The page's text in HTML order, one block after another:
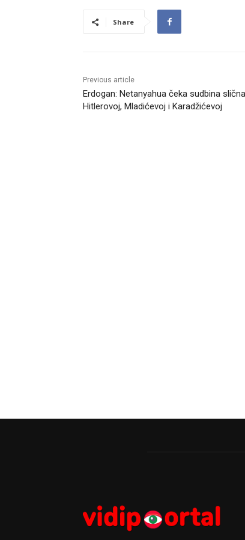
Share
Previous article
Erdogan: Netanyahua čeka sudbina slična
Hitlerovoj, Mladićevoj i Karadžićevoj